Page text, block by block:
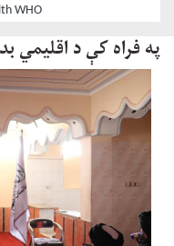
WHO
په فراه کې د اقليمي